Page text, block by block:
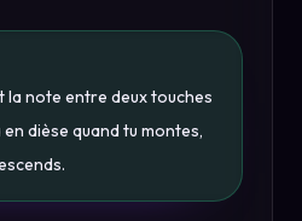
la note entre deux touches
dièse quand tu montes,